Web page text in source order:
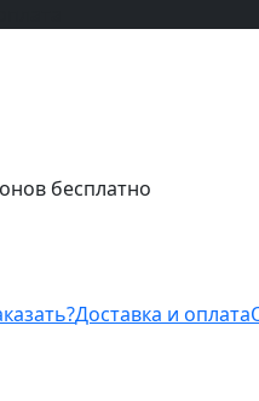
бесплатно
Доставка и оплата